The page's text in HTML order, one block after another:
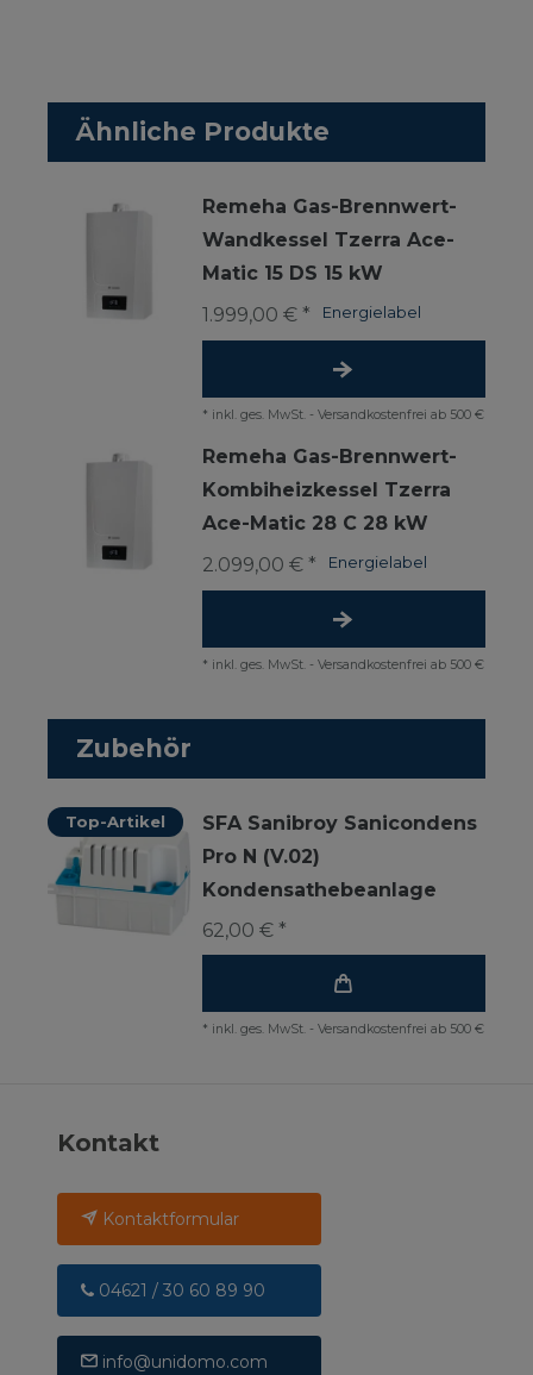
Ähnliche Produkte
Remeha Gas-Brennwert-
Wandkessel Tzerra Ace-
Matic 15 DS 15 kW
Energielabel
1.999,00 € *
* inkl. ges. MwSt. - Versandkostenfrei ab 500 €
Remeha Gas-Brennwert-
Kombiheizkessel Tzerra
Ace-Matic 28 C 28 kW
Energielabel
2.099,00 € *
* inkl. ges. MwSt. - Versandkostenfrei ab 500 €
Zubehör
Top-Artikel
SFA Sanibroy Sanicondens
Pro N (V.02)
Kondensathebeanlage
62,00 € *
* inkl. ges. MwSt. - Versandkostenfrei ab 500 €
Kontakt
Kontaktformular
04621 / 30 60 89 90
info@unidomo.com